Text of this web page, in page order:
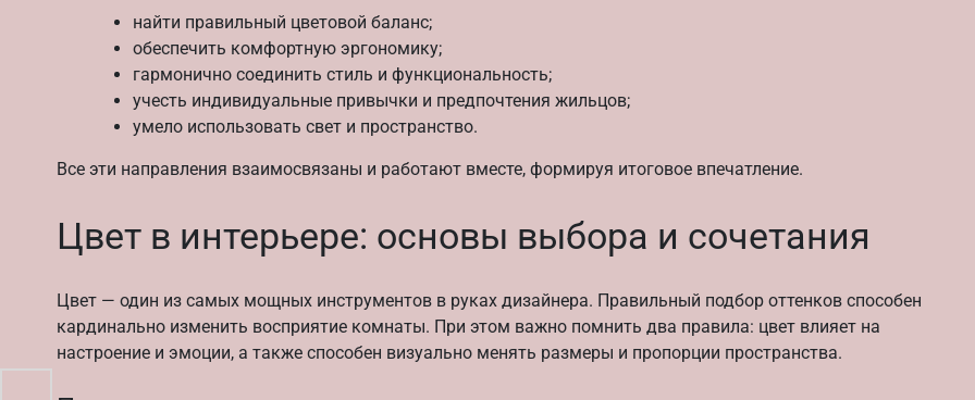
найти правильный цветовой баланс;
обеспечить комфортную эргономику;
гармонично соединить стиль и функциональность;
учесть индивидуальные привычки и предпочтения жильцов;
умело использовать свет и пространство.
Все эти направления взаимосвязаны и работают вместе, формируя итоговое впечатление.
Цвет в интерьере: основы выбора и сочетания
Цвет — один из самых мощных инструментов в руках дизайнера. Правильный подбор оттенков способен
кардинально изменить восприятие комнаты. При этом важно помнить два правила: цвет влияет на
настроение и эмоции, а также способен визуально менять размеры и пропорции пространства.